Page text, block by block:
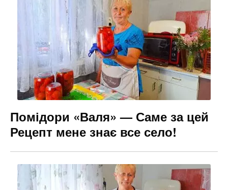
Помідори «Валя» — Саме за цей
Рецепт мене знає все село!